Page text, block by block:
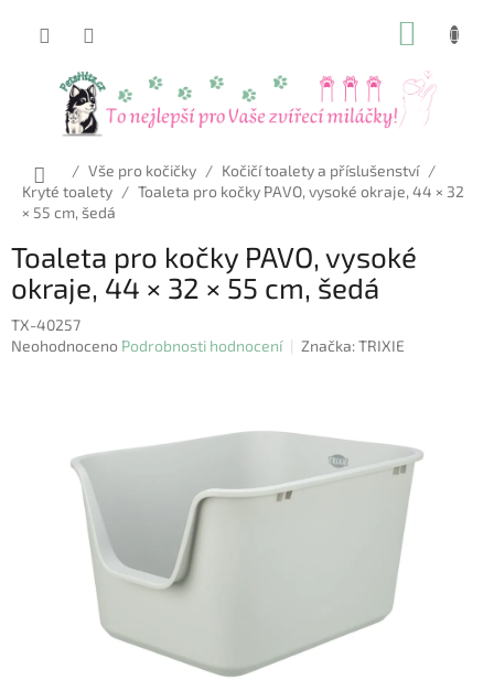
Domů
/ Vše pro kočičky / Kočičí toalety a příslušenství /
Kryté toalety / Toaleta pro kočky PAVO, vysoké okraje, 44 × 32
× 55 cm, šedá
Toaleta pro kočky PAVO, vysoké
okraje, 44 × 32 × 55 cm, šedá
TX-40257
Průměrné
hvězdiček.
Neohodnoceno Podrobnosti hodnocení Značka:TRIXIE